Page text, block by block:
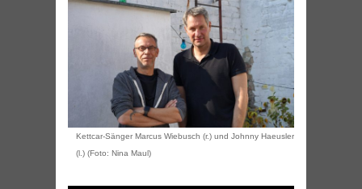
Kettcar-Sänger Marcus Wiebusch (r.) und Johnny Haeusler
(l.) (Foto: Nina Maul)